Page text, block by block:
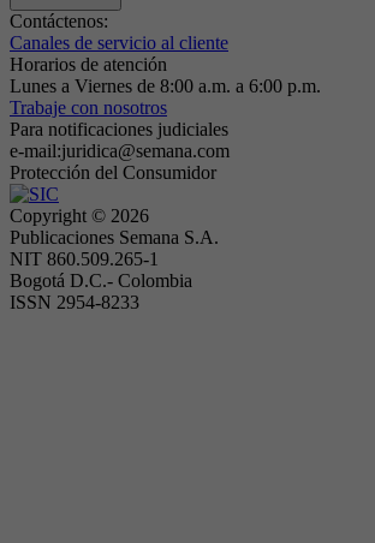
Contáctenos:
Canales de servicio al cliente
Horarios de atención
Lunes a Viernes de 8:00 a.m. a 6:00 p.m.
Trabaje con nosotros
Para notificaciones judiciales
e-mail:juridica@semana.com
Protección del Consumidor
Copyright © 2026
Publicaciones Semana S.A.
NIT 860.509.265-1
Bogotá D.C.- Colombia
ISSN 2954-8233